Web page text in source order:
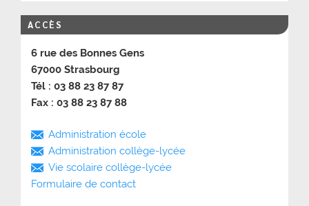
ACCÈS
6 rue des Bonnes Gens
67000 Strasbourg
Tél : 03 88 23 87 87
Fax : 03 88 23 87 88
Administration école
Administration collège-lycée
Vie scolaire collège-lycée
Formulaire de contact